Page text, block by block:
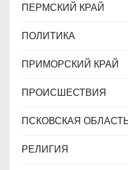
ПЕРМСКИЙ КРАЙ
ПОЛИТИКА
ПРИМОРСКИЙ КРАЙ
ПРОИСШЕСТВИЯ
ПСКОВСКАЯ
РЕЛИГИЯ